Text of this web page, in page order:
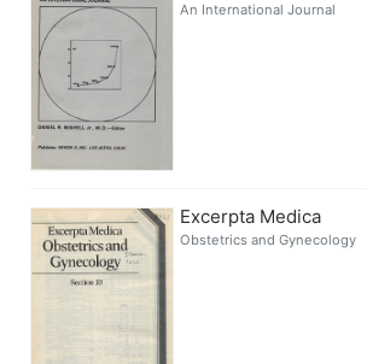
An International Journal
Excerpta Medica
Obstetrics and Gynecology